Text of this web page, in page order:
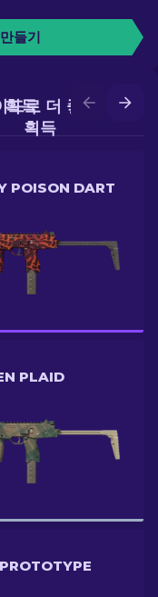
들기
드로 더 좋은 스킨
획득
획득
POISON DART
PLAID